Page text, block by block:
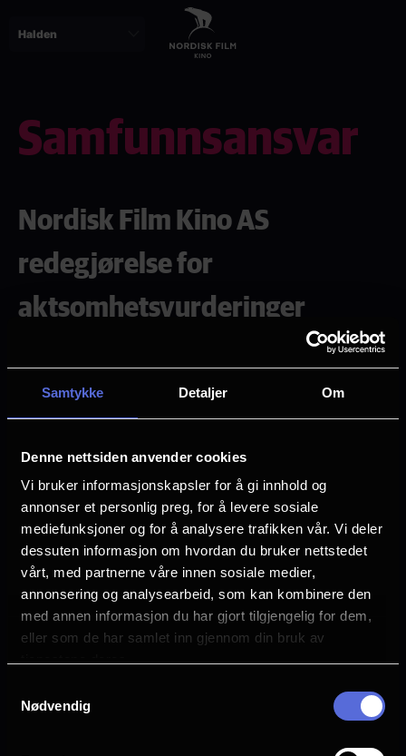
Samtykke Detaljer Om
Denne nettsiden anvender cookies
Vi bruker informasjonskapsler for å gi innhold og
annonser et personlig preg, for å levere sosiale
mediefunksjoner og for å analysere trafikken vår. Vi deler
dessuten informasjon om hvordan du bruker nettstedet
vårt, med partnerne våre innen sosiale medier,
annonsering og analysearbeid, som kan kombinere den
med annen informasjon du har gjort tilgjengelig for dem,
eller som de har samlet inn gjennom din bruk av
Nødvendig
Samfunnsansvar
Nordisk Film Kino AS
redegjørelse for
aktsomhetsvurderinger
Som en del av Egmont konsernet følger
Nordisk Film Kino AS konsernets retningslinjer,
rammeverk og tiltak innenfor samfunnsansvar
overholdelse av grunnleggende
menneskerettigheter og anstendige
arbeidsforhold.
Les mer om Egmont CSR .
Les redegjørelsen for selskapets
aktsomhetsvurdering her.